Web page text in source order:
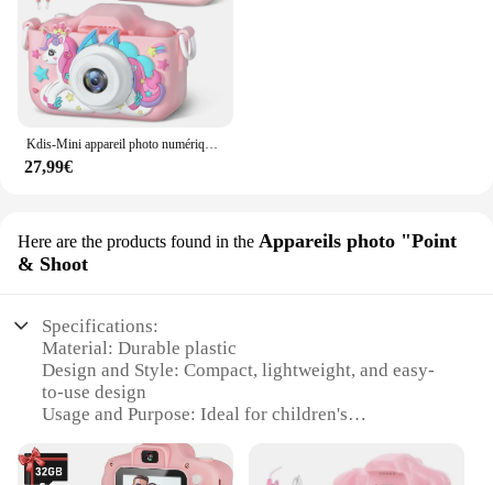
27,99€
Here are the products found in the Appareils photo "Point
& Shoot
Specifications:
Material: Durable plastic
Design and Style: Compact, lightweight, and easy-
to-use design
Usage and Purpose: Ideal for children's
Performance and Property: High-resolution image
capture